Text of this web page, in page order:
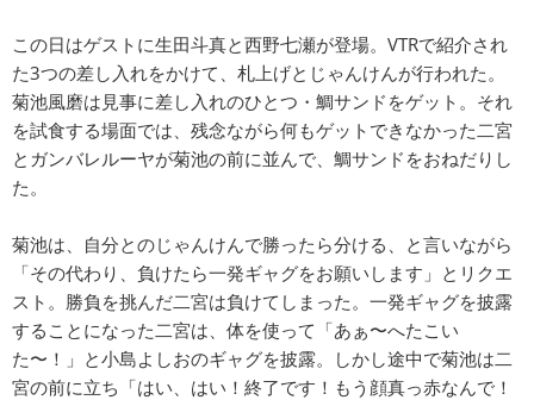
この日はゲストに生田斗真と西野七瀬が登場。VTRで紹介され
た3つの差し入れをかけて、札上げとじゃんけんが行われた。
菊池風磨は見事に差し入れのひとつ・鯛サンドをゲット。それ
を試食する場面では、残念ながら何もゲットできなかった二宮
とガンバレルーヤが菊池の前に並んで、鯛サンドをおねだりし
た。
菊池は、自分とのじゃんけんで勝ったら分ける、と言いながら
「その代わり、負けたら一発ギャグをお願いします」とリクエ
スト。勝負を挑んだ二宮は負けてしまった。一発ギャグを披露
することになった二宮は、体を使って「あぁ〜へたこい
た〜！」と小島よしおのギャグを披露。しかし途中で菊池は二
宮の前に立ち「はい、はい！終了です！もう顔真っ赤なんで！